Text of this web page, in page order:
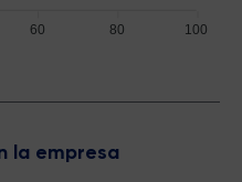
100
80
60
la empresa